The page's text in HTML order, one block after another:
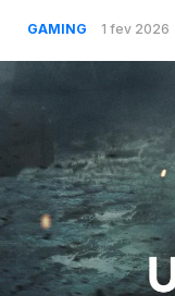
GAMING 1 fev 2026